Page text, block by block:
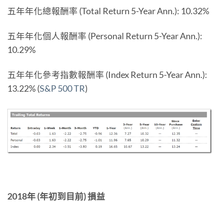
五年年化總報酬率 (Total Return 5-Year Ann.): 10.32%
五年年化個人報酬率 (Personal Return 5-Year Ann.):
10.29%
五年年化參考指數報酬率 (Index Return 5-Year Ann.):
13.22% (S&P 500 TR)
2018年 (年初到目前) 損益